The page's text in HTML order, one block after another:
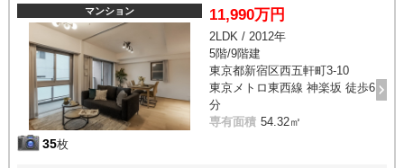
マンション
35枚
11,990万円
2LDK / 2012年
5階/9階建
東京都新宿区西五軒町3-10
東京メトロ東西線 神楽坂 徒歩6
分
専有面積 54.32㎡